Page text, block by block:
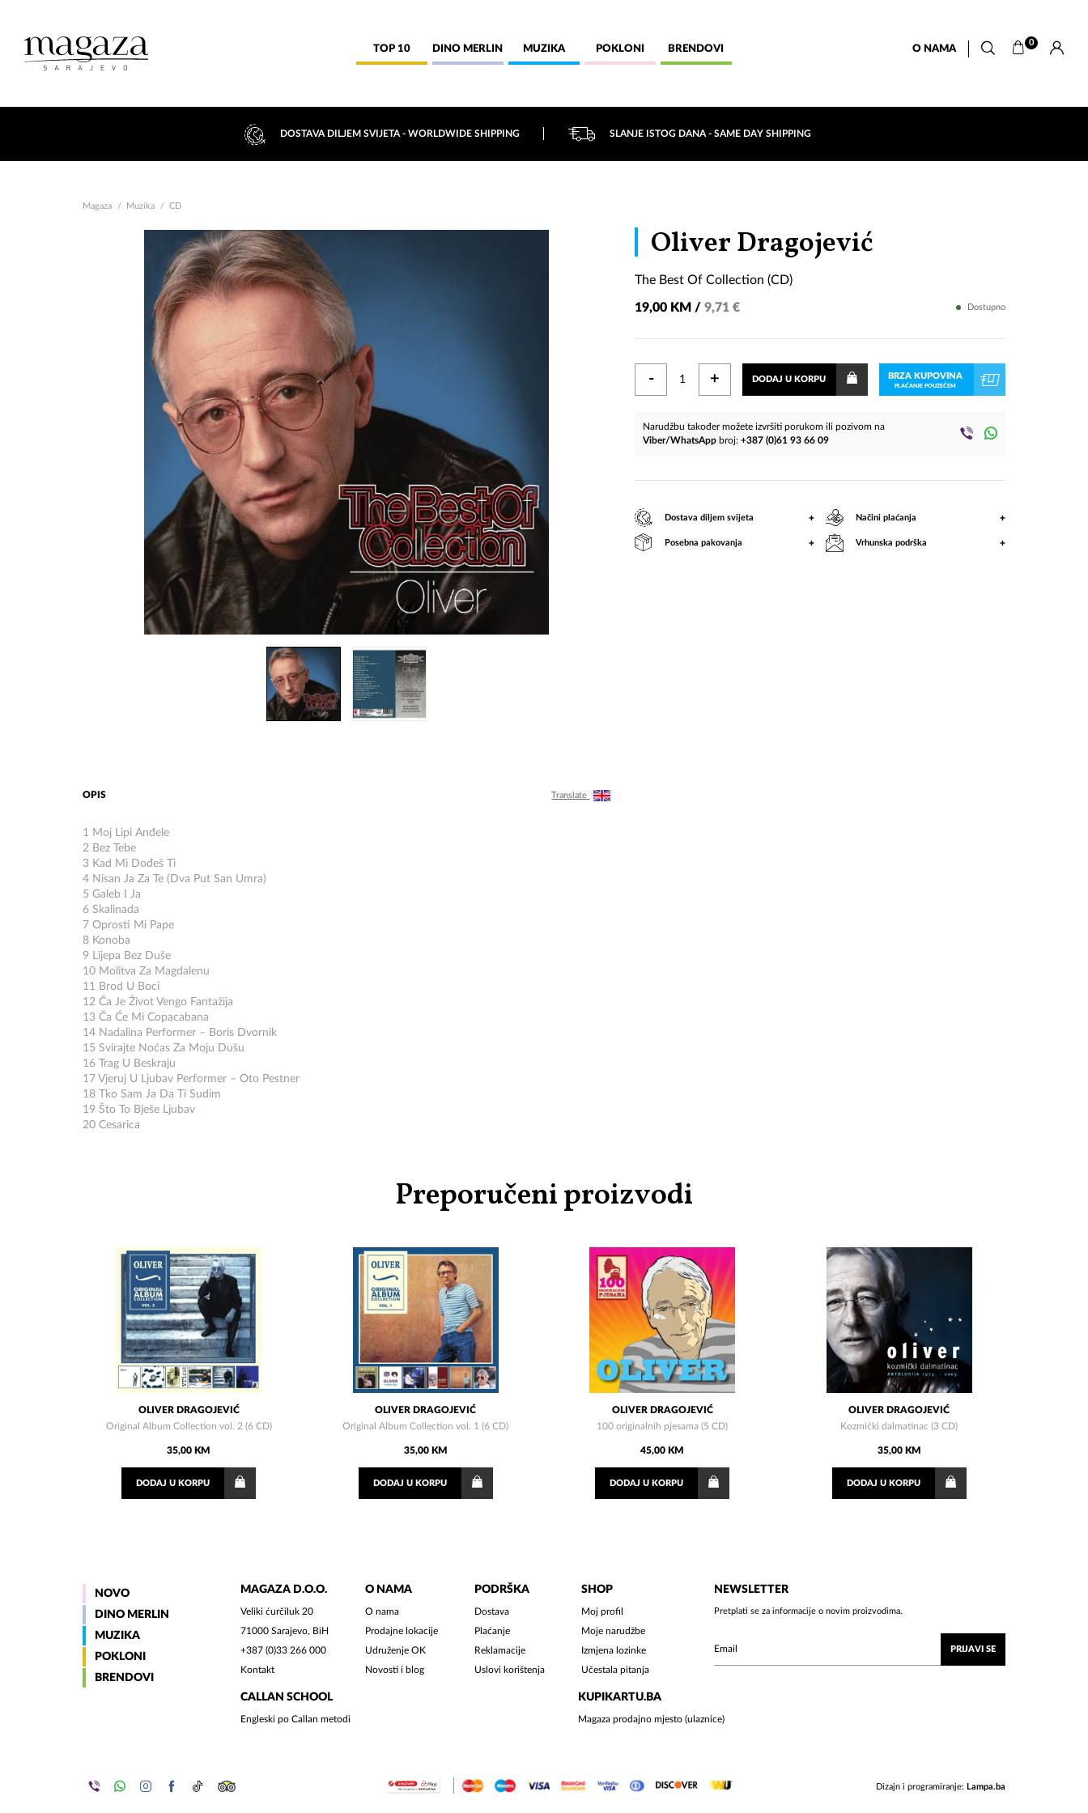
TOP 10 DINO MERLIN MUZIKA POKLONI BRENDOVI O NAMA
0
DOSTAVA DILJEM SVIJETA - WORLDWIDE SHIPPING SLANJE ISTOG DANA - SAME DAY SHIPPING
Magaza Muzika CD
OPIS Translate
1 Moj Lipi Anđele
2 Bez Tebe
3 Kad Mi Dođeš Ti
4 Nisan Ja Za Te (Dva Put San Umra)
5 Galeb I Ja
6 Skalinada
7 Oprosti Mi Pape
8 Konoba
9 Lijepa Bez Duše
10 Molitva Za Magdalenu
11 Brod U Boci
12 Ča Je Život Vengo Fantažija
13 Ča Će Mi Copacabana
14 Nadalina Performer – Boris Dvornik
15 Svirajte Noćas Za Moju Dušu
16 Trag U Beskraju
17 Vjeruj U Ljubav Performer – Oto Pestner
18 Tko Sam Ja Da Ti Sudim
19 Što To Bješe Ljubav
20 Cesarica
Oliver Dragojević
Collection
(CD)
The Best Of Collection (CD)
19,00 KM /9,71 € Dostupno
- + DODAJ U KORPU BRZA KUPOVINA
PLAĆANJE POUZEĆEM
Narudžbu također možete izvršiti porukom ili pozivom na
Viber/WhatsApp broj:+387 (0)61 93 66 09
Dostava diljem svijeta + Načini plaćanja +
Posebna pakovanja + Vrhunska podrška +
Preporučeni proizvodi
OLIVER DRAGOJEVIĆ
Original Album Collection vol. 2 (6 CD)
35,00 KM
DODAJ U KORPU
OLIVER DRAGOJEVIĆ
Original Album Collection vol. 1 (6 CD)
35,00 KM
DODAJU KORPU
OLIVER DRAGOJEVIĆ
100 originalnih pjesama (5 CD)
45,00 KM
DODAJ U KORPU
OLIVER DRAGOJEVIĆ
Kozmički dalmatinac (3 CD)
35,00 KM
DODAJU KORPU
NOVO
DINO MERLIN
MUZIKA
POKLONI
BRENDOVI
MAGAZA D.O.O.
Veliki ćurčiluk 20
71000 Sarajevo, BiH
+387 (0)33 266 000
Kontakt
O NAMA
O nama
Prodajne lokacije
Udruženje OK
Novosti i blog
PODRŠKA
Dostava
Plaćanje
Reklamacije
Uslovi korištenja
SHOP
Moj profil
Moje narudžbe
Izmjena lozinke
Učestala pitanja
CALLAN SCHOOL
Engleski po Callan metodi
KUPIKARTU.BA
Magaza prodajno mjesto (ulaznice)
NEWSLETTER
Pretplati se za informacije o novim proizvodima.
PRIJAVI SE
Dizajn i programiranje: Lampa.ba